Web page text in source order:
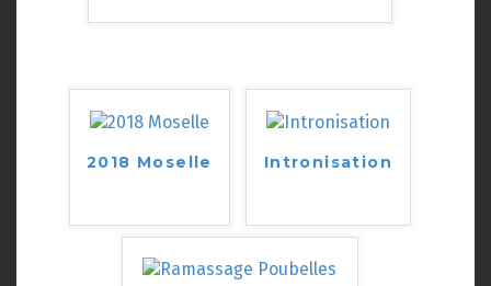
2018 Moselle Intronisation